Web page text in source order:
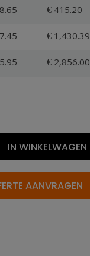
€ 415.20
€ 1,430.39
€ 2,856.00
IN WINKELWAGEN
AANVRAGEN